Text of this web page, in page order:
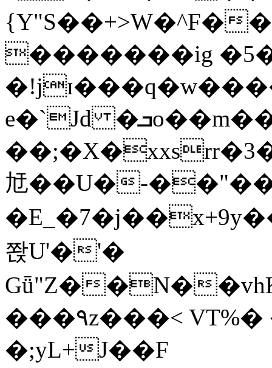
{Y"S��+>W�^F�
�������ig
e�`Jd �ܒo��m��1��d|
㝼��U�-
쫝U'�'�
Gǖ"Z��N�
���٩z���< VT%� �}z�XEu�<ं�Q!
�;yL+J��F